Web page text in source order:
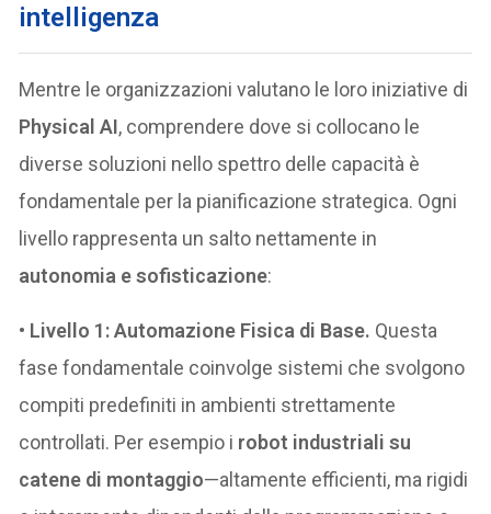
intelligenza
Mentre le organizzazioni valutano le loro iniziative di
Physical AI, comprendere dove si collocano le
diverse soluzioni nello spettro delle capacità è
fondamentale per la pianificazione strategica. Ogni
livello rappresenta un salto nettamente in
autonomia e sofisticazione:
• Livello 1: Automazione Fisica di Base. Questa
fase fondamentale coinvolge sistemi che svolgono
compiti predefiniti in ambienti strettamente
controllati. Per esempio i robot industriali su
catene di montaggio—altamente efficienti, ma rigidi